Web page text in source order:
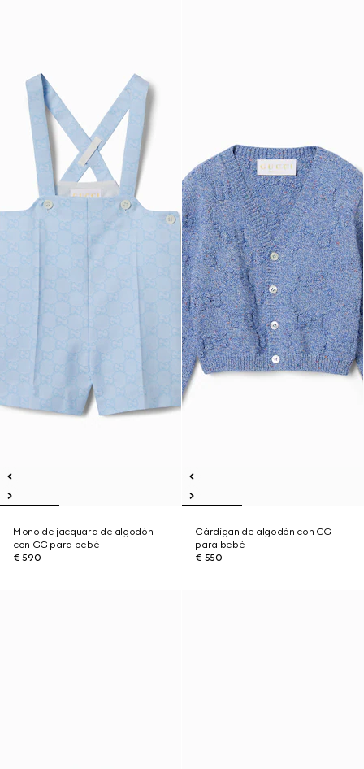
Mono de jacquard de algodón
con GG para bebé
€ 590
Cárdigan de algodón con GG
para bebé
€ 550